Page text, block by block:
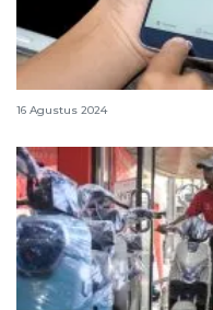
Cara lacak ponsel
16 Agustus 2024